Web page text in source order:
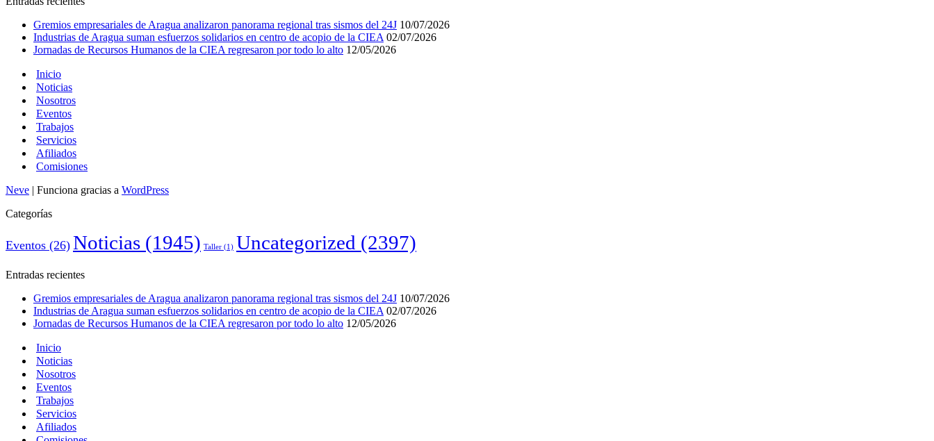
Gremios empresariales de Aragua analizaron panorama regional tras sismos del 24J 10/07/2026
Industrias de Aragua suman esfuerzos solidarios en centro de acopio de la CIEA 02/07/2026
Jornadas de Recursos Humanos de la CIEA regresaron por todo lo alto 12/05/2026
Inicio
Noticias
Nosotros
Eventos
Trabajos
Servicios
Afiliados
Comisiones
Neve | Funciona gracias a WordPress
Categorías
Eventos (26) Noticias (1945) Taller (1) Uncategorized (2397)
Entradas recientes
Gremios empresariales de Aragua analizaron panorama regional tras sismos del 24J 10/07/2026
Industrias de Aragua suman esfuerzos solidarios en centro de acopio de la CIEA 02/07/2026
Jornadas de Recursos Humanos de la CIEA regresaron por todo lo alto 12/05/2026
Inicio
Noticias
Nosotros
Eventos
Trabajos
Servicios
Afiliados